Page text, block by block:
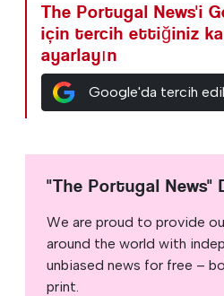
The Portugal News'i
için tercih ettiğiniz
ayarlayın
Google'da tercih
"The Portugal News"
We are proud to provide
around the world with
unbiased news for free –
print.